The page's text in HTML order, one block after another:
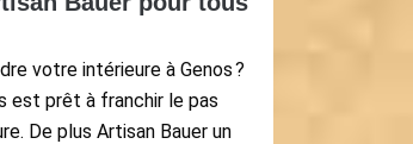
votre intérieure à Genos ?
est prêt à franchir le pas
De plus Artisan Bauer un